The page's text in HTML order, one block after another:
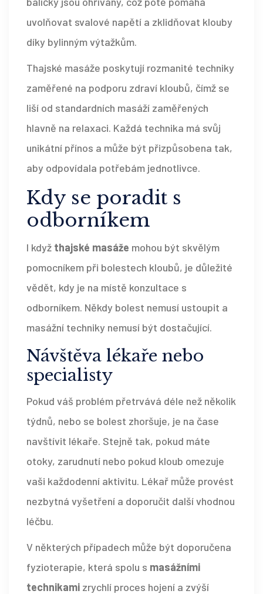
uvolňovat svalové napětí a zklidňovat klouby
díky bylinným výtažkům.
Thajské masáže poskytují rozmanité techniky
zaměřené na podporu zdraví kloubů, čímž se
liší od standardních masáží zaměřených
hlavně na relaxaci. Každá technika má svůj
unikátní přínos a může být přizpůsobena tak,
aby odpovídala potřebám jednotlivce.
Kdy se poradit s
odborníkem
I když thajské masáže mohou být skvělým
pomocníkem při bolestech kloubů, je důležité
vědět, kdy je na místě konzultace s
odborníkem. Někdy bolest nemusí ustoupit a
masážní techniky nemusí být dostačující.
Návštěva lékaře nebo
specialisty
Pokud váš problém přetrvává déle než několik
týdnů, nebo se bolest zhoršuje, je na čase
navštívit lékaře. Stejně tak, pokud máte
otoky, zarudnutí nebo pokud kloub omezuje
vaši každodenní aktivitu. Lékař může provést
nezbytná vyšetření a doporučit další vhodnou
léčbu.
V některých případech může být doporučena
fyzioterapie, která spolu s masážními
technikami zrychlí proces hojení a zvýší